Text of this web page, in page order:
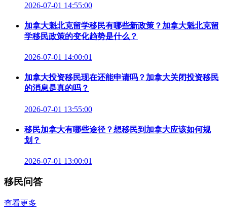
2026-07-01 14:55:00
加拿大魁北克留学移民有哪些新政策？加拿大魁北克留
学移民政策的变化趋势是什么？
2026-07-01 14:00:01
加拿大投资移民现在还能申请吗？加拿大关闭投资移民
的消息是真的吗？
2026-07-01 13:55:00
移民加拿大有哪些途径？想移民到加拿大应该如何规
划？
2026-07-01 13:00:01
移民问答
查看更多